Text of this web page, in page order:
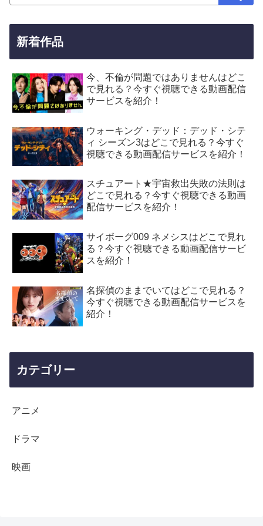
新着作品
今、不倫が問題ではありませんはどこ
で見れる？今すぐ視聴できる動画配信
サービスを紹介！
ウォーキング・デッド：デッド・シテ
ィ シーズン3はどこで見れる？今すぐ
視聴できる動画配信サービスを紹介！
スチュアート★宇宙救出失敗の法則は
どこで見れる？今すぐ視聴できる動画
配信サービスを紹介！
サイボーグ009 ネメシスはどこで見れ
る？今すぐ視聴できる動画配信サービ
スを紹介！
名探偵のままでいてはどこで見れる？
今すぐ視聴できる動画配信サービスを
紹介！
カテゴリー
アニメ
ドラマ
映画